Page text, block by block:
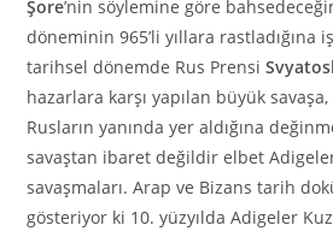
Şore’nin söylemine göre
döneminin 965’li yıllara rastladığına
tarihsel dönemde Rus Prensi
hazarlara karşı yapılan büyük
Rusların yanında yer aldığına
savaştan ibaret değildir elbet
savaşmaları. Arap ve Bizans tarih
gösteriyor ki 10. yüzyılda Adigeler